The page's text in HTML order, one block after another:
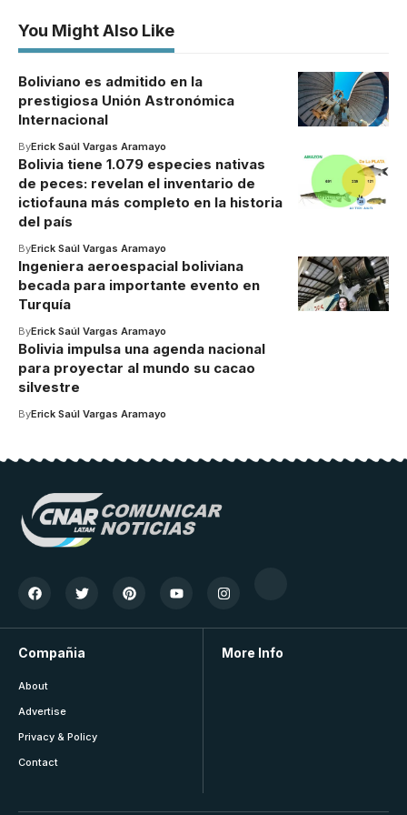
You Might Also Like
Boliviano es admitido en la
prestigiosa Unión Astronómica
Internacional
ByErick Saúl Vargas Aramayo
Bolivia tiene 1.079 especies nativas
de peces: revelan el inventario de
ictiofauna más completo en la historia
del país
ByErick Saúl Vargas Aramayo
Ingeniera aeroespacial boliviana
becada para importante evento en
Turquía
ByErick Saúl Vargas Aramayo
Bolivia impulsa una agenda nacional
para proyectar al mundo su cacao
silvestre
ByErick Saúl Vargas Aramayo
Compañia
About
Advertise
Privacy & Policy
Contact
More Info